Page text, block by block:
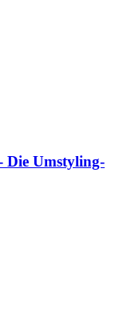
Die Umstyling-